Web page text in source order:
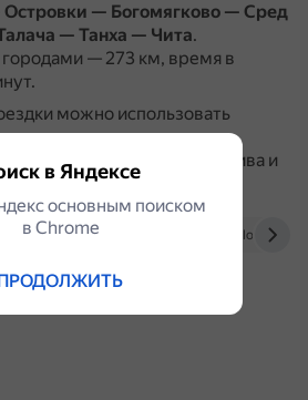
Островки — Богомягково — Сред
— Танха — Чита.
— 273 км, время в
можно использовать
позволяют проложить
время в пути, расход топлива и
alliance-catalog.ru
в Яндексе
основным поиском
в Сhrome